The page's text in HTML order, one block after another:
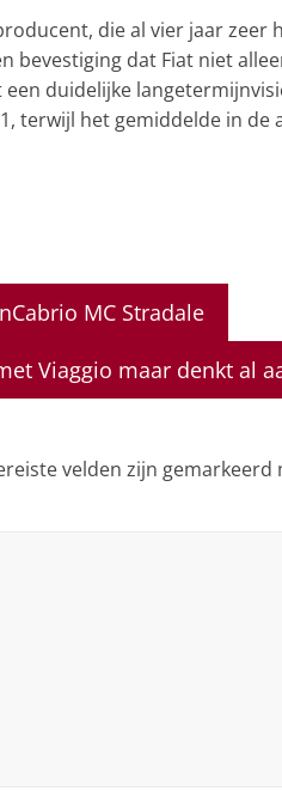
die al vier jaar zeer
bevestiging dat Fiat niet
duidelijke
terwijl het gemiddelde in de
MC Stradale
Viaggio maar denkt al
velden zijn gemarkeerd